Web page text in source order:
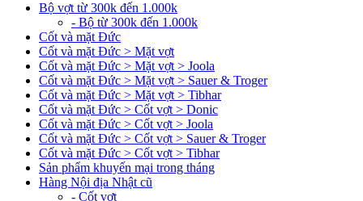
Bộ vợt từ 300k đến 1.000k
- Bộ từ 300k đến 1.000k
Cốt và mặt Đức
Cốt và mặt Đức > Mặt vợt
Cốt và mặt Đức > Mặt vợt > Joola
Cốt và mặt Đức > Mặt vợt > Sauer & Troger
Cốt và mặt Đức > Mặt vợt > Tibhar
Cốt và mặt Đức > Cốt vợt > Donic
Cốt và mặt Đức > Cốt vợt > Joola
Cốt và mặt Đức > Cốt vợt > Sauer & Troger
Cốt và mặt Đức > Cốt vợt > Tibhar
Sản phẩm khuyến mại trong tháng
Hàng Nội địa Nhật cũ
- Cốt vợt